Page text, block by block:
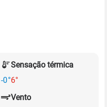
Sensação térmica
-0°6°
Vento